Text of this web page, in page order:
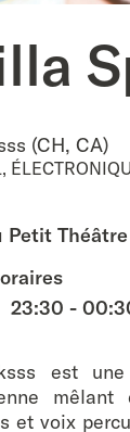
(CH, CA)
,
Petit Théâtre
23:30 -
est
et voix